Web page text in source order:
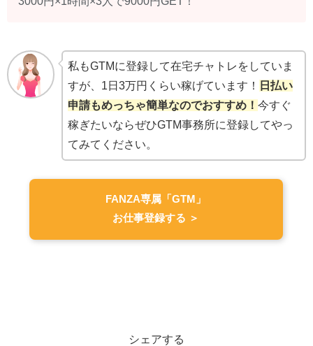
私もGTMに登録して在宅チャトレをしていま
すが、1日3万円くらい稼げています！
日払い
申請もめっちゃ簡単なのでおすすめ！今すぐ
稼ぎたいならぜひGTM事務所に登録してやっ
てみてください。
FANZA専属「GTM」
お仕事登録する ＞
シェアする